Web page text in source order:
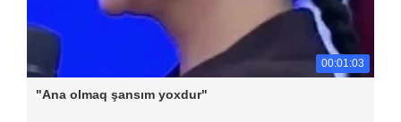
00:01:03
"Ana olmaq şansım yoxdur"